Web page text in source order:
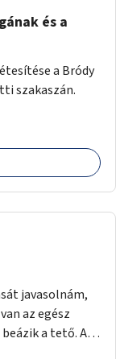
és a
a Bródy
szakaszán.
javasolnám,
az egész
a tető. A